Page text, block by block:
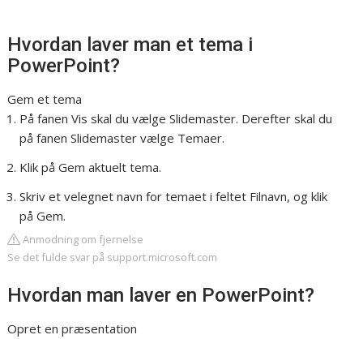
Hvordan laver man et tema i
PowerPoint?
Gem et tema
På fanen Vis skal du vælge Slidemaster. Derefter skal du
på fanen Slidemaster vælge Temaer.
Klik på Gem aktuelt tema.
Skriv et velegnet navn for temaet i feltet Filnavn, og klik
på Gem.
Anmodning om fjernelse
Se det fulde svar på support.microsoft.com
Hvordan man laver en PowerPoint?
Opret en præsentation